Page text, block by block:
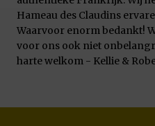
Hameau des Claudins
Waarvoor enorm bedankt!
voor ons ook niet
harte welkom - Kellie &